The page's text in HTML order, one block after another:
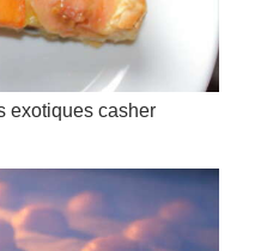
exotiques casher